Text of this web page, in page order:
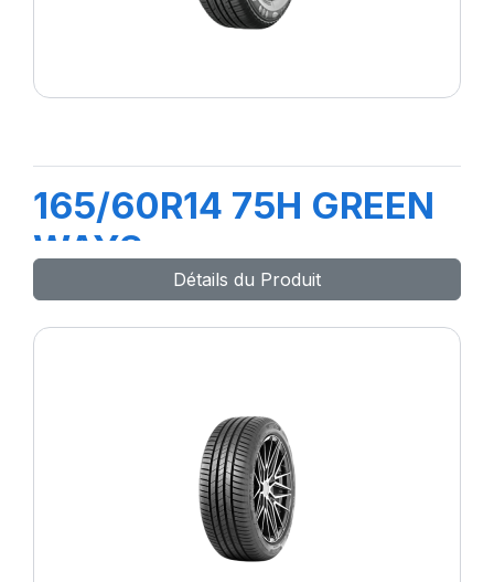
165/60R14 75H GREEN
WAYS
Détails du Produit